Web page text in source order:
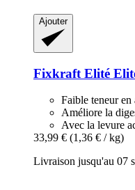
Ajouter
Fixkraft Elité
Faible teneur en
Améliore la
Avec la levure
33,99 € (1,36 € / kg)
Livraison jusqu'au 07